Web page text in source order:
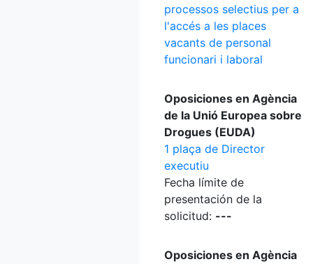
processos selectius per a
l'accés a les places
vacants de personal
funcionari i laboral
Oposiciones en Agència
de la Unió Europea sobre
Drogues (EUDA)
1 plaça de Director
executiu
Fecha límite de
presentación de la
solicitud: ---
Oposiciones en Agència